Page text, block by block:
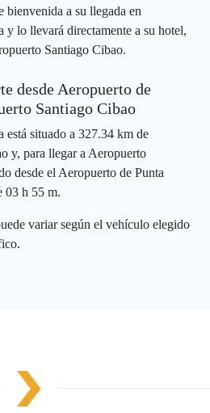
bienvenida a su llegada en
y lo llevará directamente a su hotel,
Santiago Cibao.
desde Aeropuerto de
Santiago Cibao
está situado a 327.34 km de
y, para llegar a Aeropuerto
desde el Aeropuerto de Punta
03 h 55 m.
variar según el vehículo elegido